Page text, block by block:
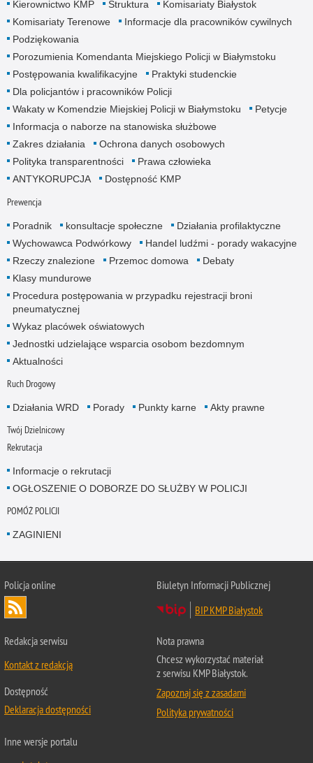
Kierownictwo KMP Struktura
Komisariaty Białystok
Komisariaty Terenowe
Informacje dla pracowników cywilnych
Podziękowania
Porozumienia Komendanta Miejskiego Policji w Białymstoku
Postępowania kwalifikacyjne
Praktyki studenckie
Dla policjantów i pracowników Policji
Wakaty w Komendzie Miejskiej Policji w Białymstoku
Petycje
Informacja o naborze na stanowiska służbowe
Zakres działania
Ochrona danych osobowych
Polityka transparentności
Prawa człowieka
ANTYKORUPCJA
Dostępność KMP
Prewencja
Poradnik konsultacje społeczne
Działania profilaktyczne
Wychowawca Podwórkowy
Handel ludźmi - porady wakacyjne
Rzeczy znalezione
Przemoc domowa
Debaty
Klasy mundurowe
Procedura postępowania w przypadku rejestracji broni
pneumatycznej
Wykaz placówek oświatowych
Jednostki udzielające wsparcia osobom bezdomnym
Aktualności
Ruch Drogowy
Działania WRD Porady Punkty karne Akty prawne
Twój Dzielnicowy
Rekrutacja
Informacje o rekrutacji
OGŁOSZENIE O DOBORZE DO SŁUŻBY W POLICJI
POMÓŻ POLICJI
ZAGINIENI
Policja online
Biuletyn Informacji Publicznej
BIP KMP Białystok
Redakcja serwisu
Kontakt z redakcją
Dostępność
Deklaracja dostępności
Nota prawna
Chcesz wykorzystać materiał
z serwisu KMP Białystok.
Zapoznaj się z zasadami
Polityka prywatności
Inne wersje portalu